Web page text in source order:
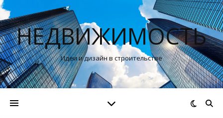
НЕДВИЖИМОСТЬ
Идеи и дизайн в строительстве